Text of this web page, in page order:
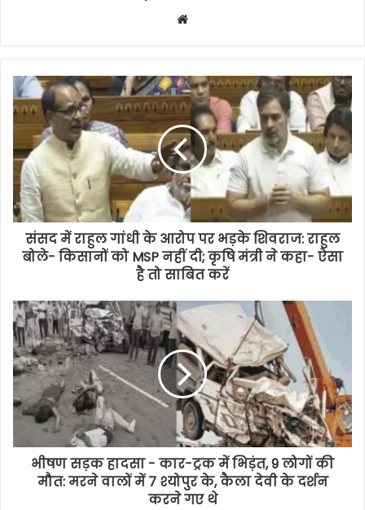
Website
संसद में राहुल गांधी के आरोप पर भड़के शिवराज: राहुल
बोले- किसानों को MSP नहीं दी; कृषि मंत्री ने कहा- ऐसा
है तो साबित करें
भीषण सड़क हादसा - कार-ट्रक में भिड़ंत, 9 लोगों की
मौत: मरने वालों में 7 श्योपुर के, कैला देवी के दर्शन
करने गए थे